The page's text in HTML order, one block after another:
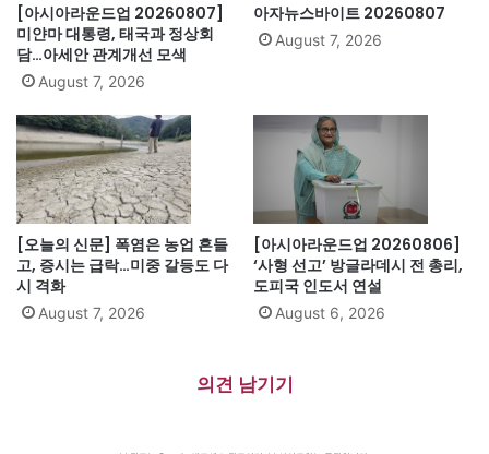
[아시아라운드업 20260807]
미얀마 대통령, 태국과 정상회
담…아세안 관계개선 모색
August 7, 2026
아자뉴스바이트 20260807
August 7, 2026
[오늘의 신문] 폭염은 농업 흔들
고, 증시는 급락…미중 갈등도 다
시 격화
August 7, 2026
[아시아라운드업 20260806]
‘사형 선고’ 방글라데시 전 총리,
도피국 인도서 연설
August 6, 2026
의견 남기기